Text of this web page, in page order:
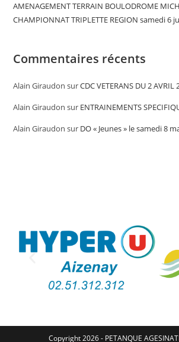
AMENAGEMENT TERRAIN BOULODROME
CHAMPIONNAT TRIPLETTE REGION samedi 6
Commentaires récents
Alain Giraudon surCDC VETERANS DU 2 AVRIL
Alain Giraudon sur ENTRAINEMENTS
Alain Giraudon sur DO « Jeunes » le samedi 8
Copyright 2026 - PETANQUE